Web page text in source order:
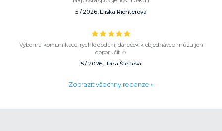
5 / 2026, Eliška Richterová
Výborná komunikace, rychlé dodání, dáreček k objednávce..můžu jen
doporučit ☺️
5 / 2026, Jana Šteflová
Zobrazit všechny recenze »